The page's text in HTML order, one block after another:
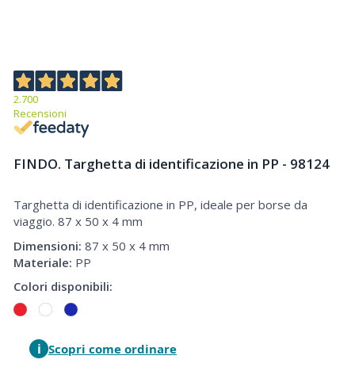
2.700
Recensioni
FINDO. Targhetta di identificazione in PP - 98124
Targhetta di identificazione in PP, ideale per borse da
viaggio. 87 x 50 x 4 mm
Dimensioni: 87 x 50 x 4 mm
Materiale: PP
Colori disponibili:
i Scopri come ordinare